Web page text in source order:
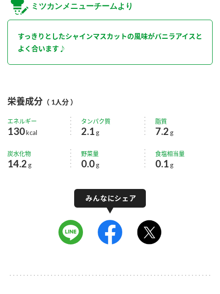
ミツカンメニューチームより
すっきりとしたシャインマスカットの風味がバニラアイスと
よく合います♪
栄養成分 （ 1人分 ）
エネルギー
130kcal
タンパク質
2.1 g
脂質
7.2 g
炭水化物
14.2 g
野菜量
0.0g
食塩相当量
0.1 g